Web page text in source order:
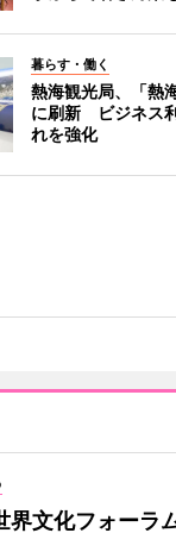
暮らす・働く
熱海観光局、「熱
に刷新 ビジネス
れを強化
界文化フォー